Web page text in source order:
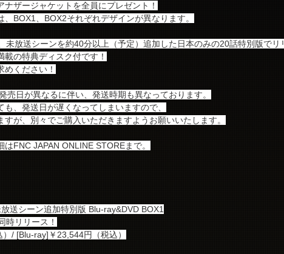
ナザージャケットを全員にプレゼント！
BOX1、BOX2それぞれデザインが異なります。
未放送シーンを約40分以上（予定）追加した日本のみの20話特別版でリ
の特典ディスク付です！
ください！
売日が異なるに伴い、発送時期も異なっております。
、発送日が遅くなってしまいますので、
すが、別々でご購入いただきますようお願いいたします。
FNC JAPAN ONLINE STOREまで。
送シーン追加特別版 Blu-ray&DVD BOX1
時リリース！
/ [Blu-ray]￥23,544円（税込）